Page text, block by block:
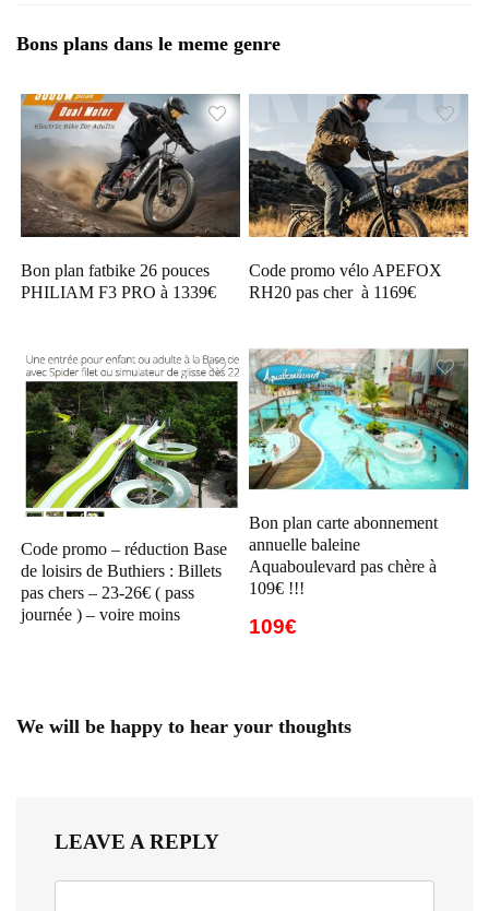
Bons plans dans le meme genre
Bon plan fatbike 26 pouces
PHILIAM F3 PRO à 1339€
Code promo vélo APEFOX
RH20 pas cher à 1169€
Code promo – réduction Base
de loisirs de Buthiers : Billets
pas chers – 23-26€ ( pass
journée ) – voire moins
Bon plan carte abonnement
annuelle baleine
Aquaboulevard pas chère à
109€ !!!
109€
We will be happy to hear your thoughts
LEAVE A REPLY